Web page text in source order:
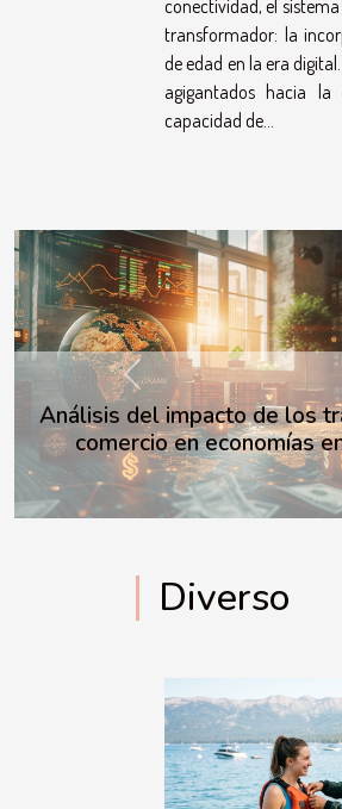
conectividad, el
transformador: la
de edad en la era
agigantados hacia la
capacidad de...
¿Por qué regalar una
Previous
Diverso